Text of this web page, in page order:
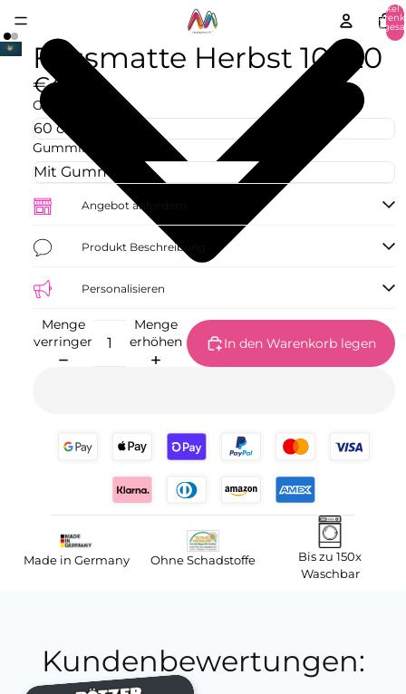
Artikel
Fussmatte Herbst 10720
€42,73
Größe
Gummirand
Angebot anfordern
Produkt Beschreibung
Personalisieren
Menge
verringern
Menge
erhöhen
In den Warenkorb legen
Made in Germany Ohne Schadstoffe
Bis zu 150x
Waschbar
Kundenbewertungen: